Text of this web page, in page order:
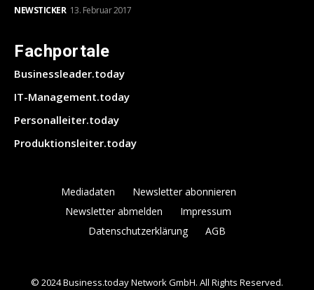
NEWSTICKER 13. Februar 2017
Fachportale
Businessleader.today
IT-Management.today
Personalleiter.today
Produktionsleiter.today
Mediadaten
Newsletter abonnieren
Newsletter abmelden
Impressum
Datenschutzerklärung
AGB
© 2024 Business.today Network GmbH. All Rights Reserved.